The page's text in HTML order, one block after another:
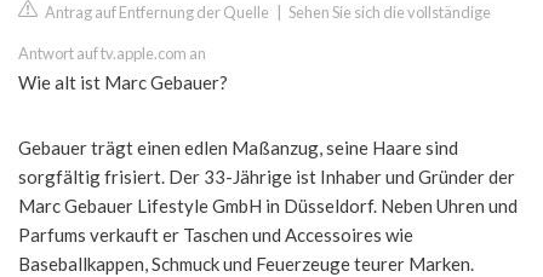
Antrag auf Entfernung der Quelle Sehen Sie sich die vollständige
Antwort auf tv.apple.com an
Wie alt ist Marc Gebauer?
Gebauer trägt einen edlen Maßanzug, seine Haare sind
sorgfältig frisiert. Der 33-Jährige ist Inhaber und Gründer der
Marc Gebauer Lifestyle GmbH in Düsseldorf. Neben Uhren und
Parfums verkauft er Taschen und Accessoires wie
Baseballkappen, Schmuck und Feuerzeuge teurer Marken.